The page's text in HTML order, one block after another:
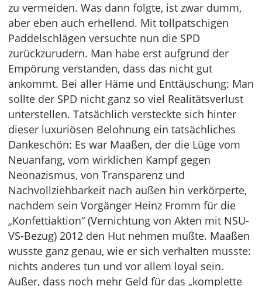
zu vermeiden. Was dann folgte, ist zwar dumm,
aber eben auch erhellend. Mit tollpatschigen
Paddelschlägen versuchte nun die SPD
zurückzurudern. Man habe erst aufgrund der
Empörung verstanden, dass das nicht gut
ankommt. Bei aller Häme und Enttäuschung: Man
sollte der SPD nicht ganz so viel Realitätsverlust
unterstellen. Tatsächlich versteckte sich hinter
dieser luxuriösen Belohnung ein tatsächliches
Dankeschön: Es war Maaßen, der die Lüge vom
Neuanfang, vom wirklichen Kampf gegen
Neonazismus, von Transparenz und
Nachvollziehbarkeit nach außen hin verkörperte,
nachdem sein Vorgänger Heinz Fromm für die
„Konfettiaktion“ (Vernichtung von Akten mit NSU-
VS-Bezug) 2012 den Hut nehmen mußte. Maaßen
wusste ganz genau, wie er sich verhalten musste:
nichts anderes tun und vor allem loyal sein.
Außer, dass noch mehr Geld für das „komplette